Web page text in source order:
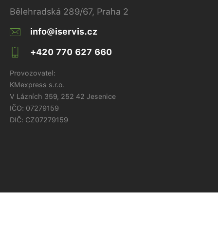
Bělehradská 289/67, Praha 2
info@iservis.cz
+420 770 627 660
Provozovatel:
KMexpress s.r.o.
V Lázních 359, 252 42 Jesenice
IČO: 07279159
DIČ: CZ07279159